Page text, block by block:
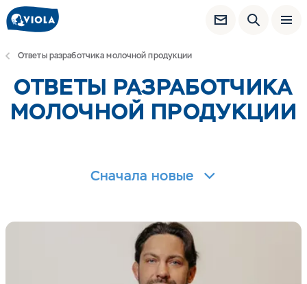
Ответы разработчика молочной продукции
ОТВЕТЫ РАЗРАБОТЧИКА
МОЛОЧНОЙ ПРОДУКЦИИ
Сначала новые